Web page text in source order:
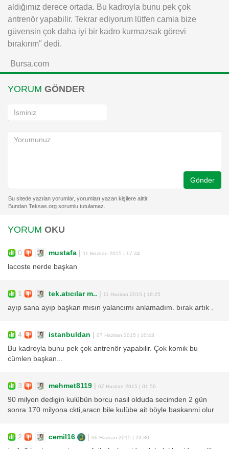
aldığımız derece ortada. Bu kadroyla bunu pek çok
antrenör yapabilir. Tekrar ediyorum lütfen camia bize
güvensin çok daha iyi bir kadro kurmazsak görevi
bırakırım" dedi.
Bursa.com
YORUM GÖNDER
Gönder
YORUM OKU
0 mustafa 11 Haziran 2015 | 17:34
lacoste nerde başkan
1 tek.atıcılar m.. 11 Haziran 2015 | 16:25
ayıp sana ayıp başkan mısın yalancımı anlamadım. bırak artık .
4 istanbuldan 07 Haziran 2015 | 10:43
Bu kadroyla bunu pek çok antrenör yapabilir. Çok komik bu
cümlen başkan...
3 mehmet8119 07 Haziran 2015 | 01:56
90 milyon dedigin kulübün borcu nasil olduda secimden 2 gün
sonra 170 milyona ckti,aracn bile kulübe ait böyle baskanmi olur
2 cemil16 06 Haziran 2015 | 23:30